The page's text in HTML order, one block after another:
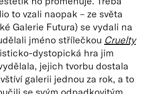
to vzali naopak – ze světa
Galerie Futura) se vydali na
jméno střílečkou Cruelty
dystopická hra jim
jejich tvorbu dostala
galerii jednou za rok, a to
se svým odpadkovitým